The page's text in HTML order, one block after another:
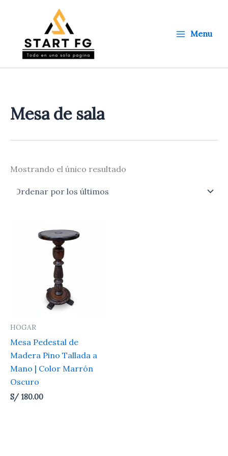
Menu
Mesa de sala
Mostrando el único resultado
HOGAR
Mesa Pedestal de
Madera Pino Tallada a
Mano | Color Marrón
Oscuro
S/180.00